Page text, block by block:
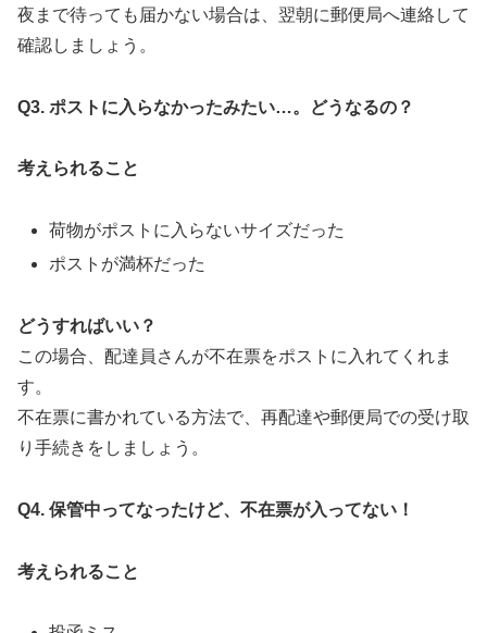
夜まで待っても届かない場合は、翌朝に郵便局へ連絡して
確認しましょう。
Q3. ポストに入らなかったみたい…。どうなるの？
考えられること
荷物がポストに入らないサイズだった
ポストが満杯だった
どうすればいい？
この場合、配達員さんが不在票をポストに入れてくれま
す。
不在票に書かれている方法で、再配達や郵便局での受け取
り手続きをしましょう。
Q4. 保管中ってなったけど、不在票が入ってない！
考えられること